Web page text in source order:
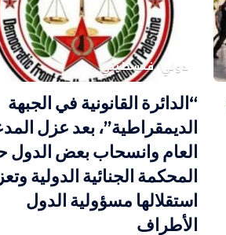
دولي فلسطيني
“الدائرة القانونية في الجبهة
الديمقراطية”، بعد عزل
العام وانسحاب بعض الدول
المحكمة الجنائية الدولية
استقلالها مسؤولية الدول
الأطراف